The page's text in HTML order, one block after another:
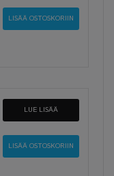
LUE LISÄÄ